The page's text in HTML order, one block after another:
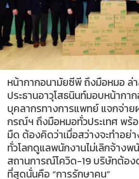
หน้ากากอนามัยซีพี ถึงมือหมอ ล่
ประธานอาวุโสธนินท์มอบหน้ากา
บุคลากรทางการแพทย์ แจกจ่า
กรณ์ฯ ถึงมือหมอทั่วประเทศ พร้
มืด ต้องคิดว่าเมื่อสว่างจะทำอย่
ทั่วโลกดูแลพนักงานไม่เลิกจ้างพ
สถานการณ์โควิด-19 บริษัทต้อ
ที่สุดนั่นคือ “การรักษาคน”